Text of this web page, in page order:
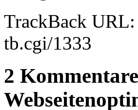
TrackBack
tb.cgi/1333
2